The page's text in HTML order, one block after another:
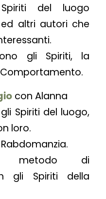
del luogo
altri autori che
gli Spiriti, la
Comportamento.
con Alanna
Spiriti del luogo,
loro.
metodo di
gli Spiriti della